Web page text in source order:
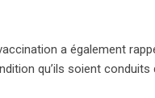
a également
qu’ils soient